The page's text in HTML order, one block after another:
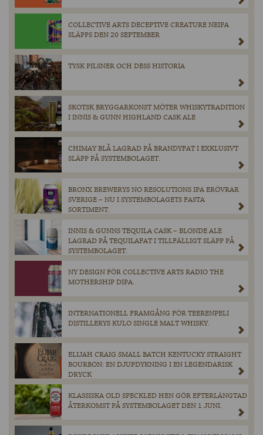
COLLECTIVE ARTS DECEPTIVE CREATURE NEIPA
SLÄPPS DEN 20 SEPTEMBER
TYSK PILSNER OCH DESS HISTORIA
SKOTSK BRYGGARKONST MÖTER WHISKYTRADITION
I INNIS & GUNN HIGHLAND CASK ALE
CHIMAY BLÅ LAGRAD PÅ BRANDYFAT I EXKLUSIVT
SLÄPP PÅ SYSTEMBOLAGET.
BRONX BREWERYS NO RESOLUTIONS IPA ERÖVRAR
SVERIGE – NU I SYSTEMBOLAGETS FASTA
SORTIMENT.
INNIS & GUNNS TEQUILA CASK – BLONDE ALE
LAGRAD PÅ TEQUILAFAT I TILLFÄLLIGT SLÄPP PÅ
SYSTEMBOLAGET.
NY DESIGN FÖR COLLECTIVE ARTS RADIO THE
MOTHERSHIP DIPA.
INTERNATIONELL FRAMGÅNG FÖR TEERENPELI
DISTILLERYS KULO SINGLE MALT WHISKY.
ELIJAH CRAIG SMALL BATCH KENTUCKY STRAIGHT
BOURBON: EN DJUPDYKNING I EN LEGENDARISK
DRYCK
KLASSISKA OLD SPECKLED HEN GÖR EFTERLÄNGTAD
ÅTERKOMST PÅ SYSTEMBOLAGET DEN 1 JUNI.